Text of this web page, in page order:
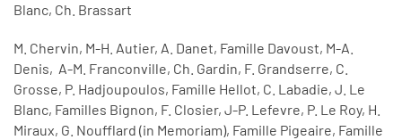
Blanc, Ch. Brassart
M. Chervin, M-H. Autier, A. Danet, Famille Davoust, M-A.
Denis, A-M. Franconville, Ch. Gardin, F. Grandserre, C.
Grosse, P. Hadjoupoulos, Famille Hellot, C. Labadie, J. Le
Blanc, Familles Bignon, F. Closier, J-P. Lefevre, P. Le Roy, H.
Miraux, G. Noufflard (in Memoriam), Famille Pigeaire, Famille